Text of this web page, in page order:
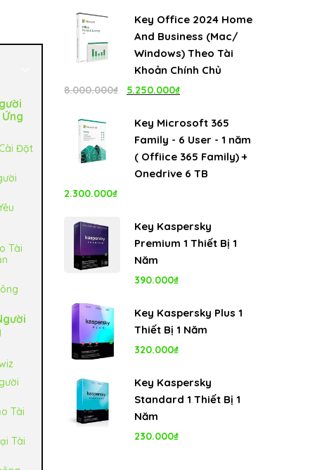
Đặt
Tài
Tài
Tài
Key Office 2024 Home
And Business (Mac/
Windows) Theo Tài
Khoản Chính Chủ
8.000.000₫
Giá
là:
8.000.000₫.
5.250.000₫
tại
là:
5.250.000₫.
Key Microsoft 365
Family - 6 User - 1 năm
( Offiice 365 Family) +
Onedrive 6 TB
2.300.000₫
Key Kaspersky
Premium 1 Thiết Bị 1
Năm
390.000₫
Key Kaspersky Plus 1
Thiết Bị 1 Năm
320.000₫
Key Kaspersky
Standard 1 Thiết Bị 1
Năm
230.000₫